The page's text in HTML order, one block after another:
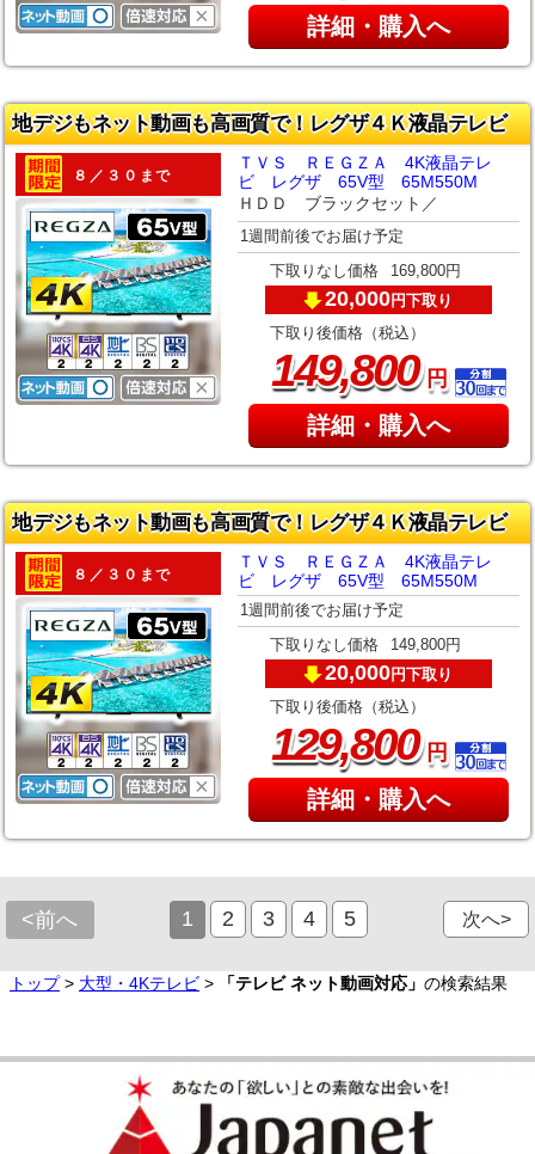
詳細・購入へ
地デジもネット動画も高画質で！レグザ４Ｋ液晶テレビ
８／３０まで
ＴＶＳ ＲＥＧＺＡ 4K液晶テレ
ビ レグザ 65V型 65M550M
ＨＤＤ ブラックセット／
1週間前後でお届け予定
下取りなし価格 169,800円
20,000円下取り
下取り後価格（税込）
149,800円
詳細・購入へ
地デジもネット動画も高画質で！レグザ４Ｋ液晶テレビ
８／３０まで
ＴＶＳ ＲＥＧＺＡ 4K液晶テレ
ビ レグザ 65V型 65M550M
1週間前後でお届け予定
下取りなし価格 149,800円
20,000円下取り
下取り後価格（税込）
129,800円
詳細・購入へ
<前へ 1 2 3 4 5 次へ>
トップ> 大型・4Kテレビ > 「テレビ ネット動画対応」 の検索結果